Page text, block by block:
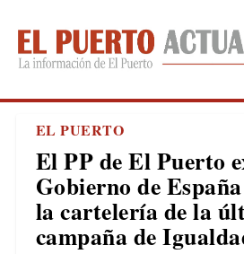
EL PUERTO
El PP de El Puerto
Gobierno de
la cartelería de la
campaña de